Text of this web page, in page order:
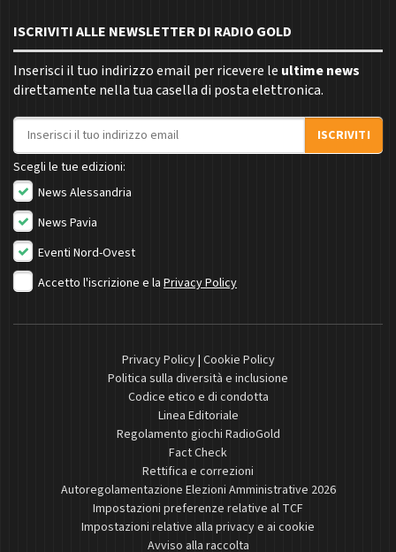
ISCRIVITI ALLE NEWSLETTER DI RADIO GOLD
Inserisci il tuo indirizzo email per ricevere le ultime news
direttamente nella tua casella di posta elettronica.
Indirizzo email
ISCRIVITI
Scegli le tue edizioni:
News Alessandria
News Pavia
Eventi Nord-Ovest
Accetto l'iscrizione e la Privacy Policy
Privacy Policy| Cookie Policy
Politica sulla diversità e inclusione
Codice etico e di condotta
Linea Editoriale
Regolamento giochi RadioGold
Fact Check
Rettifica e correzioni
Autoregolamentazione Elezioni Amministrative 2026
Impostazioni preferenze relative al TCF
Impostazioni relative alla privacy e ai cookie
Avviso alla raccolta